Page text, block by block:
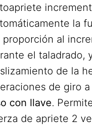
la
proporción al
el taladrado,
de la
de giro
con llave.
de apriete 2